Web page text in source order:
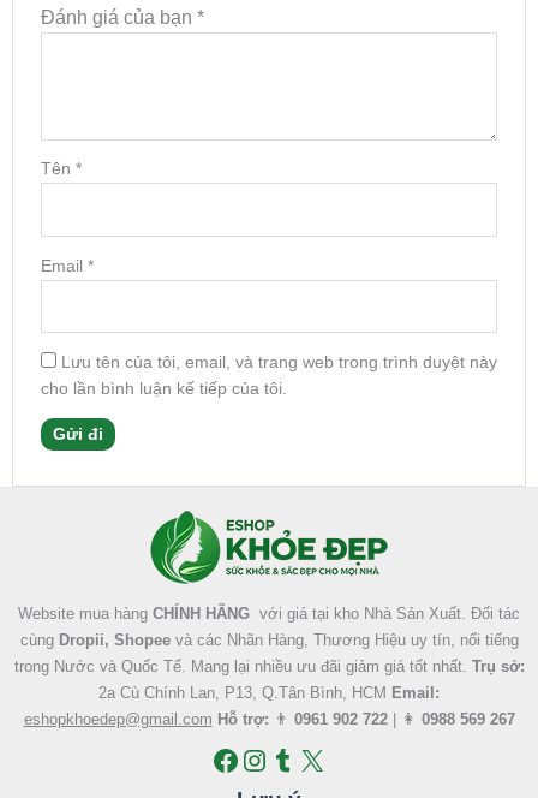
Đánh giá của bạn *
Tên *
Email *
Lưu tên của tôi, email, và trang web trong trình duyệt này
cho lần bình luận kế tiếp của tôi.
Website mua hàng CHÍNH HÃNG với giá tại kho Nhà Sản Xuất. Đối tác
cùng Dropii, Shopeevà các Nhãn Hàng, Thương Hiệu uy tín, nổi tiếng
trong Nước và Quốc Tế. Mang lại nhiều ưu đãi giảm giá tốt nhất. Trụ sở:
2a Cù Chính Lan, P13, Q.Tân Bình, HCM Email:
eshopkhoedep@gmail.com Hỗ trợ: 👨 0961 902 722| 👩 0988 569 267